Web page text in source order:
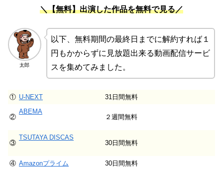
＼【無料】出演した作品を無料で見る／
太郎
以下、無料期間の最終日までに解約すれば１
円もかからずに見放題出来る動画配信サービ
スを集めてみました。
① U-NEXT 31日間無料
②
ABEMA
２週間無料
③
TSUTAYA DISCAS
30日間無料
④ Amazonプライム 30日間無料